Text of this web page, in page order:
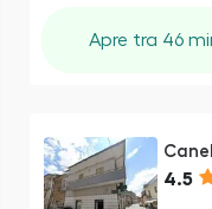
Apre tra 46
4.5